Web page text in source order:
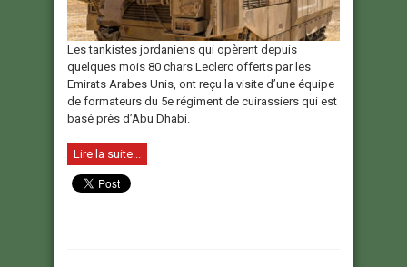
Les tankistes jordaniens qui opèrent depuis
quelques mois 80 chars Leclerc offerts par les
Emirats Arabes Unis, ont reçu la visite d’une équipe
de formateurs du 5e régiment de cuirassiers qui est
basé près d’Abu Dhabi.
Lire la suite...